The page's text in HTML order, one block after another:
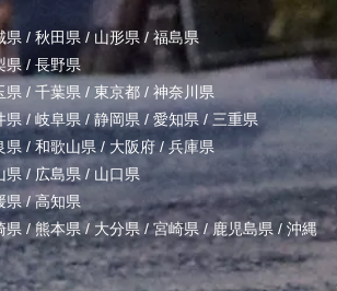
県 / 秋田県 / 山形県/ 福島県
県 / 長野県
県 / 千葉県 / 東京都 / 神奈川県
県/岐阜県 / 静岡県 / 愛知県 / 三重県
県 / 和歌山県/ 大阪府 /兵庫県
県/ 広島県 / 山口県
県/高知県
県 /熊本県/ 大分県/宮崎県 /鹿児島県 / 沖縄